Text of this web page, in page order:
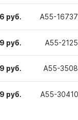
руб. А55-
руб. А55-
руб. А55-
руб. А55-